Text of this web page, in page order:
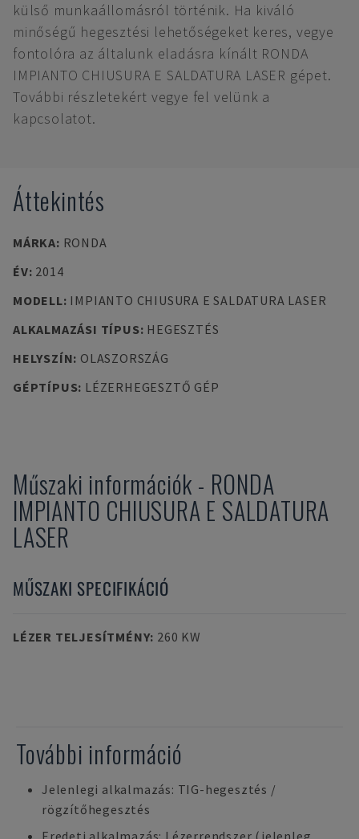
külső munkaállomásról történik. Ha kiváló
minőségű hegesztési lehetőségeket keres, vegye
fontolóra az általunk eladásra kínált RONDA
IMPIANTO CHIUSURA E SALDATURA LASER gépet.
További részletekért vegye fel velünk a
kapcsolatot.
Áttekintés
MÁRKA: RONDA
ÉV: 2014
MODELL: IMPIANTO CHIUSURA E SALDATURA LASER
ALKALMAZÁSI TÍPUS: HEGESZTÉS
HELYSZÍN: OLASZORSZÁG
GÉPTÍPUS: LÉZERHEGESZTŐ GÉP
Műszaki információk - RONDA
IMPIANTO CHIUSURA E SALDATURA
LASER
MŰSZAKI SPECIFIKÁCIÓ
LÉZER TELJESÍTMÉNY: 260 KW
További információ
Jelenlegi alkalmazás: TIG-hegesztés /
rögzítőhegesztés
Eredeti alkalmazás: Lézerrendszer (jelenleg